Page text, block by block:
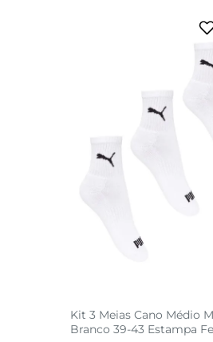
Kit 3 Meias Cano Médio
Branco 39-43 Estampa